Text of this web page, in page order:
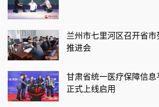
兰州市七里河区召开省市
推进会
甘肃省统一医疗保障信息
正式上线启用